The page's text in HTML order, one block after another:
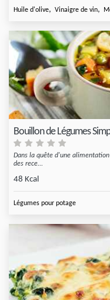
Huile d'olive, Vinaigre de vin,
Bouillon de Légumes
Dans la quête d'une
des rece...
48 Kcal
Légumes pour potage